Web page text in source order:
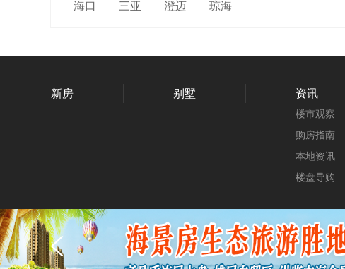
海口 三亚 澄迈 琼海
新房 别墅 资讯
楼市观察
购房指南
本地资讯
楼盘导购
关于我们 公司简介 地图找房 联系方式 使用协议
服务热线：0808-88888888 QQ:287735759